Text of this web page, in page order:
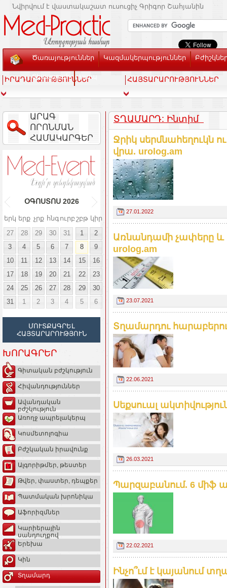
Նվիրվում է վաստակաշատ ուսուցիչ Գրիգոր Շահյանին
Ծառայություններ Կազմակերպություններ
Տեսասրահ Կապ
ԻՐԱԴԱՐՁՈՒԹՅՈՒՆՆԵՐ ՀԱՅՏԱՐԱՐՈՒԹՅՈՒՆՆԵՐ
ԱՐԱԳ
ՈՐՈՆՄԱՆ
ՀԱՄԱԿԱՐԳԵՐ
ՕԳՈՍՏՈՍ 2026
երկ երք չրք հնգուրբ շբթ կիր
27
28 29 30 31 1
2
3
4 5 6 7 8
9
10
11 12 13 14 15
16
17
18 19 20 21 22
23
24
25 26 27 28 29
30
31
1 2 3 4 5 6
ՄՈՒՏՔԱԳՐԵԼ
ՀԱՅՏԱՐԱՐՈՒԹՅՈՒՆ
ԽՈՐԱԳՐԵՐ
Գիտական բժշկություն
Հիվանդություններ
Ավանդական
բժշկություն
Առողջ ապրելակերպ
Կոսմետոլոգիա
Բժշկական իրավունք
Ալգորիթմեր, թեստեր
Թվեր, փաստեր, դեպքեր
Պատմական խրոնիկա
Աֆորիզմներ
Կարիերային
սանդուղքով
Երեխա
Կին
Տղամարդ
ՏՂԱՄԱՐԴ: Ինտիմ
Ջրիկ սերմնահեղուկն
վրա. urolog.am
27.01.2022
Առնանդամի չափերը և
urolog.am
23.07.2021
Տղամարդու
22.06.2021
Սեքսուալ
26.03.2021
Պարզաբանում. 6 միֆ
22.02.2021
Ինչո՞ւմ է կայանում